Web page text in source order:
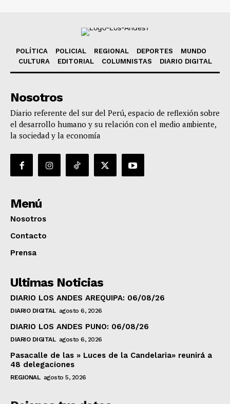
POLÍTICA POLICIAL REGIONAL DEPORTES
MUNDO
CULTURA
EDITORIAL COLUMNISTAS DIARIO DIGITAL
Nosotros
Diario referente del sur del Perú, espacio de reflexión sobre
el desarrollo humano y su relación con el medio ambiente,
la sociedad y la economía
Menú
Nosotros
Contacto
Prensa
Ultimas Noticias
DIARIO LOS ANDES AREQUIPA: 06/08/26
DIARIO DIGITAL agosto 6, 2026
DIARIO LOS ANDES PUNO: 06/08/26
DIARIO DIGITAL agosto 6, 2026
Pasacalle de las » Luces de la Candelaria» reunirá a
48 delegaciones
REGIONAL agosto 5, 2026